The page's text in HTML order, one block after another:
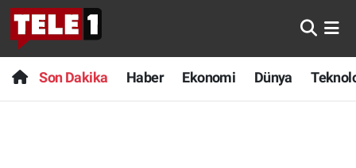
Son Dakika Haber Ekonomi Dünya
Anında Manşet
Başka Sohbetler
Son Dakika
Haber
Nöbetçi Eczaneler
Hava Durumu